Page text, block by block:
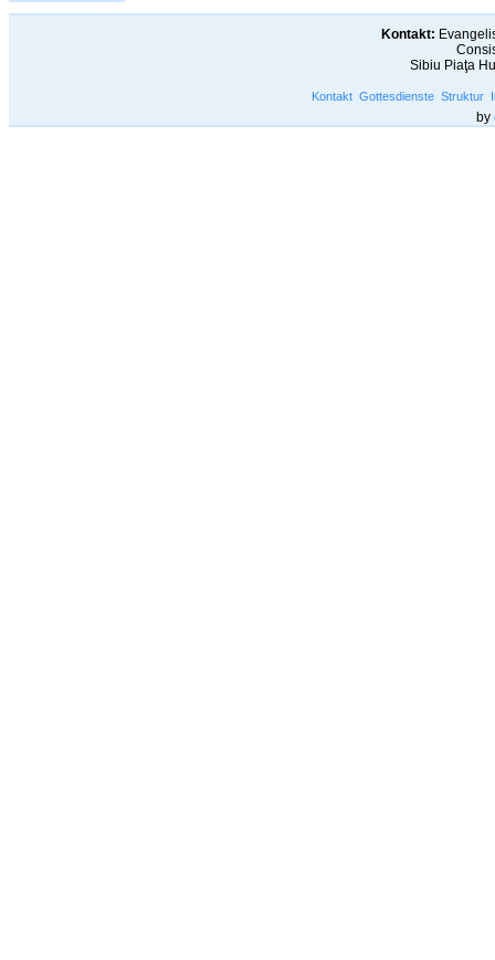
Kontakt:
Sibiu Piaţa
Kontakt Gottesdienste Struktur
by